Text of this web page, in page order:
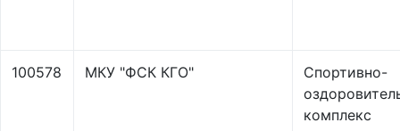
100578 МКУ "ФСК КГО"
Спортивно-
комплекс